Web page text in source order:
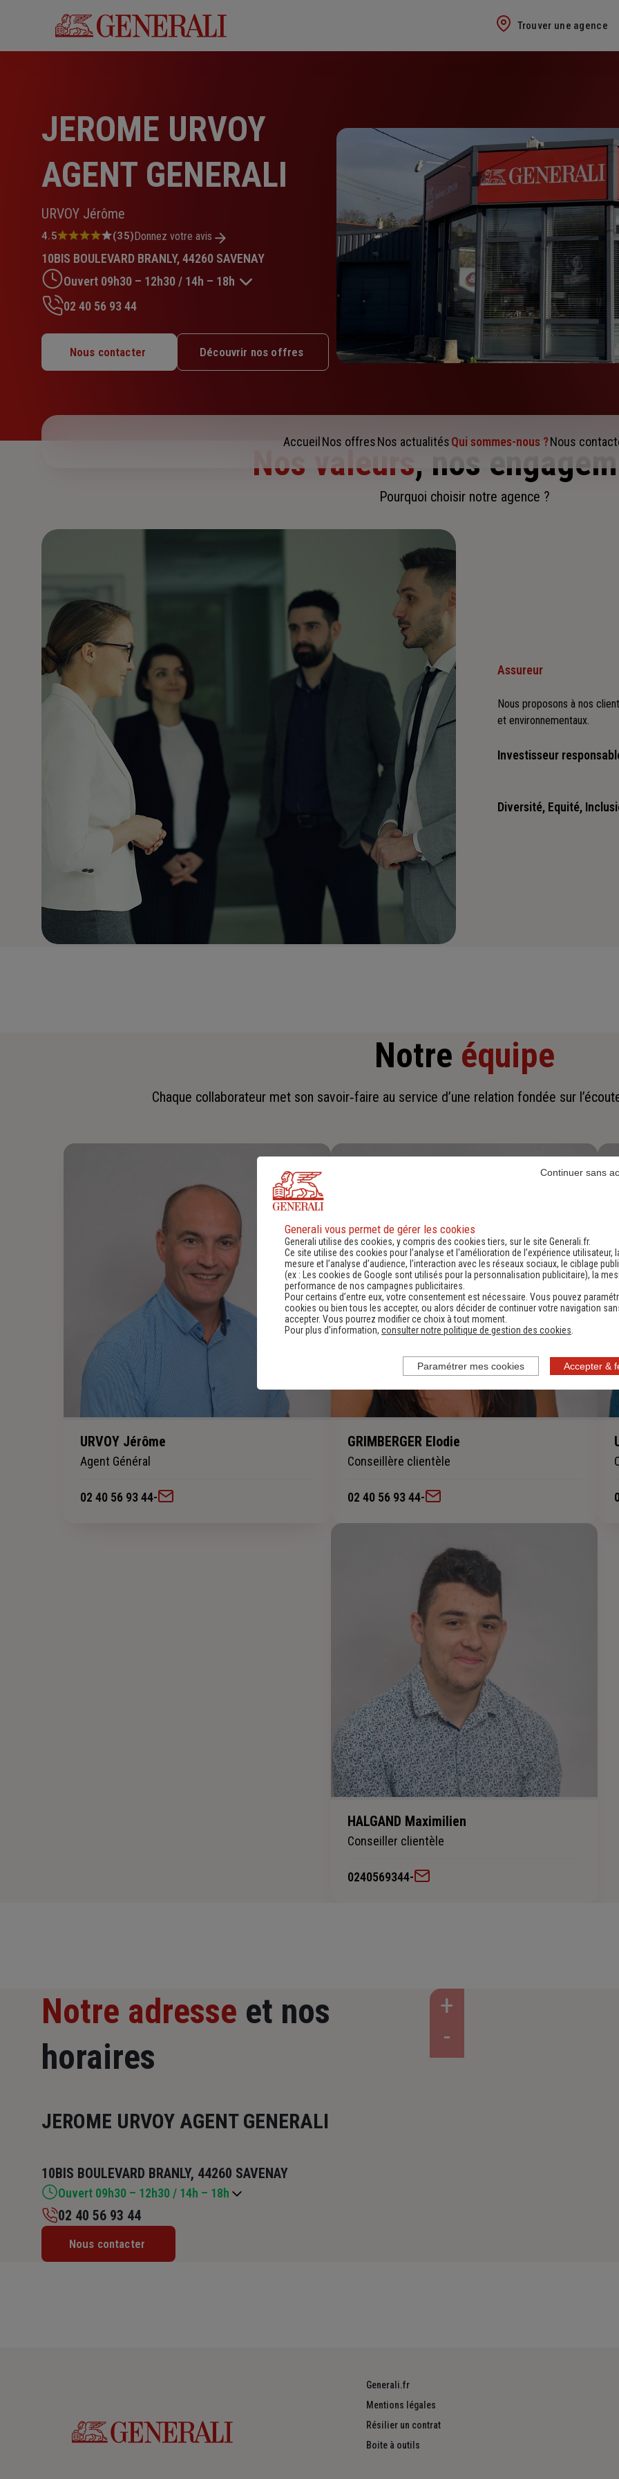
Trouver une agence
JEROME URVOY
AGENT GENERALI
URVOY Jérôme
Note
4.5
sur
5
étoiles
4.5 (35)Donnez votre avis
10BIS BOULEVARD BRANLY, 44260 SAVENAY
Ouvert 09h30 – 12h30 / 14h – 18h
Mardi : 09h30 – 12h30 / 14h – 18h
Mercredi : 09h30 – 12h30 / 14h – 18h
Jeudi : 09h30 – 12h30 / 14h – 18h
02 40 56 93 44
Nous contacter Découvrir nos offres
Accueil Nos offresNos actualitésQui sommes-nous ?Nous
Nos valeurs, nos
Pourquoi choisir notre agence ?
Assureur
Nous proposons à nos
et environnementaux.
Investisseur
positives : cette vision est
Diversité, Equité,
Notre équipe
Chaque collaborateur met son savoir‑faire au service d’une relation fondée sur
URVOY Jérôme
Agent Général
02 40 56 93 44-
GRIMBERGER Elodie
Conseillère clientèle
02 40 56 93 44-
HALGAND Maximilien
Conseiller clientèle
0240569344-
Notre adresse et nos
horaires
JEROME URVOY AGENT GENERALI
10BIS BOULEVARD BRANLY, 44260 SAVENAY
Ouvert 09h30 – 12h30 / 14h – 18h
Lundi : 09h30 – 12h30 / 14h – 18h
Mardi : 09h30 – 12h30 / 14h – 18h
02 40 56 93 44
Nous contacter
Generali.fr
Mentions légales
Résilier un contrat
Boite à outils
Generali vous permet de gérer les cookies
Generali utilise des cookies, y compris des cookies tiers, sur le site Generali.fr.
Ce site utilise des cookies pour l’analyse et l'amélioration de l’expérience utilisateur,
mesure et l’analyse d’audience, l’interaction avec les réseaux sociaux, le ciblage
(ex : Les cookies de Google sont utilisés pour la personnalisation publicitaire), la
performance de nos campagnes publicitaires.
Pour certains d’entre eux, votre consentement est nécessaire. Vous pouvez
cookies ou bien tous les accepter, ou alors décider de continuer votre navigation
accepter. Vous pourrez modifier ce choix à tout moment.
Pour plus d’information, consulter notre politique de gestion des cookies.
Accepter &
Continuer sans
Paramétrer mes cookies